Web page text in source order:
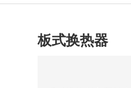
板式换热器